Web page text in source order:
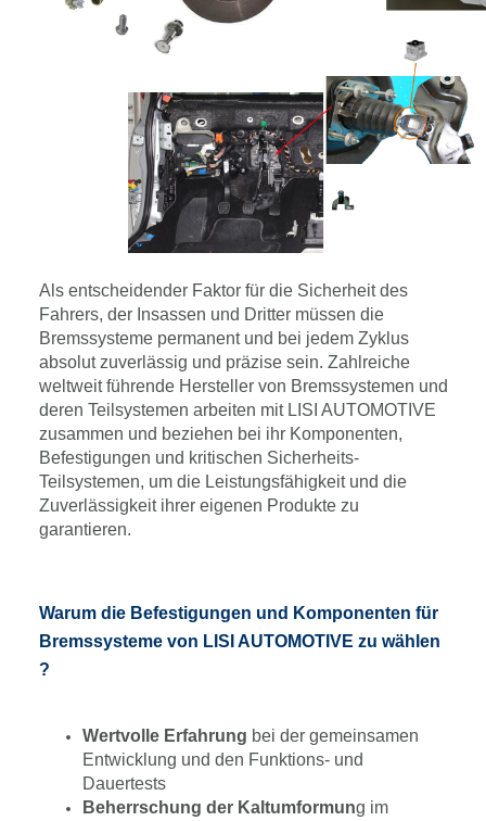
Als entscheidender Faktor für die Sicherheit des
Fahrers, der Insassen und Dritter müssen die
Bremssysteme permanent und bei jedem Zyklus
absolut zuverlässig und präzise sein. Zahlreiche
weltweit führende Hersteller von Bremssystemen und
deren Teilsystemen arbeiten mit LISI AUTOMOTIVE
zusammen und beziehen bei ihr Komponenten,
Befestigungen und kritischen Sicherheits-
Teilsystemen, um die Leistungsfähigkeit und die
Zuverlässigkeit ihrer eigenen Produkte zu
garantieren.
Warum die Befestigungen und Komponenten für
Bremssysteme von LISI AUTOMOTIVE zu wählen
?
Wertvolle Erfahrung bei der gemeinsamen
Entwicklung und den Funktions- und
Dauertests
Beherrschung der Kaltumformung im